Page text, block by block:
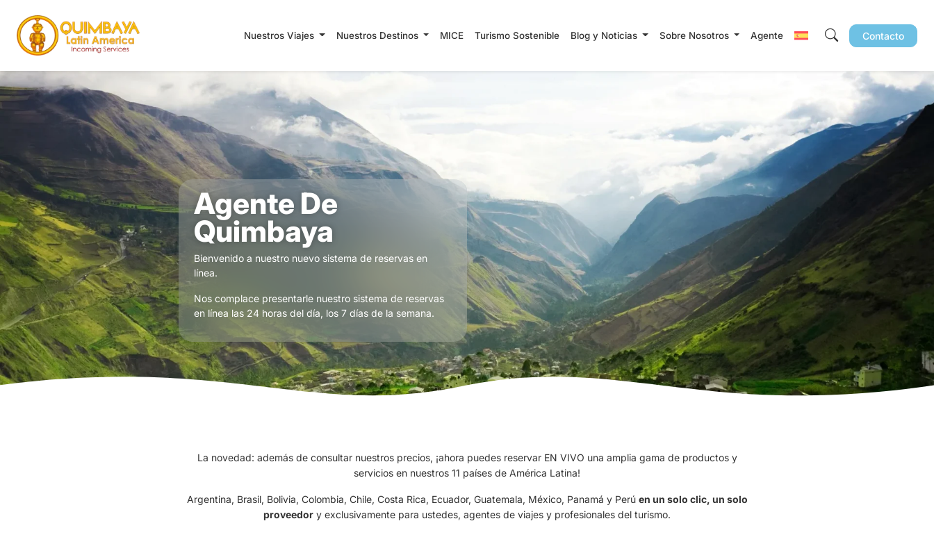
Nuestros Viajes Nuestros Destinos MICE Turismo Sostenible Blog y Noticias Sobre Nosotros Agente Contacto
Agente De
Quimbaya
Bienvenido a nuestro nuevo sistema de reservas en
línea.
Nos complace presentarle nuestro sistema de reservas
en línea las 24 horas del día, los 7 días de la semana.
La novedad: además de consultar nuestros precios, ¡ahora puedes reservar EN VIVO una amplia gama de productos y
servicios en nuestros 11 países de América Latina!
Argentina, Brasil, Bolivia, Colombia, Chile, Costa Rica, Ecuador, Guatemala, México, Panamá y Perú en un solo clic, un solo
proveedor y exclusivamente para ustedes, agentes de viajes y profesionales del turismo.